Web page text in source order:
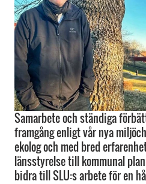
Samarbete och ständiga
framgång enligt vår nya
ekolog och med bred
länsstyrelse till kommunal
bidra till SLU:s arbete för en